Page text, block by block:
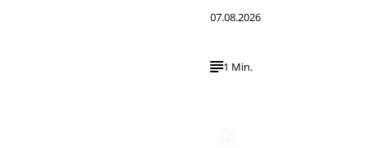
07.08.2026
1 Min.